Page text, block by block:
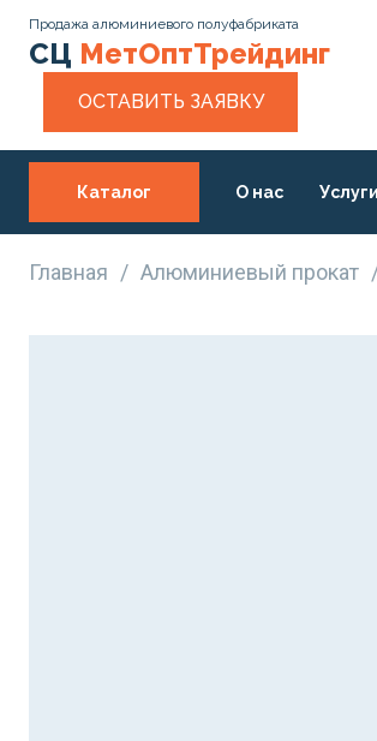
Продажа алюминиевого полуфабриката
СЦ МетОптТрейдинг
ОСТАВИТЬ ЗАЯВКУ
Каталог О нас Услуги
Главная / Алюминиевый прокат